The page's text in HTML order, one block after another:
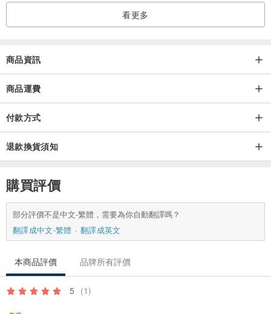
看更多
商品資訊
商品運費
付款方式
退款換貨須知
購買評價
部分評價不是中文-繁體，需要為你自動翻譯嗎？
翻譯成中文-繁體
翻譯成英文
本商品評價 品牌所有評價
5 (1)